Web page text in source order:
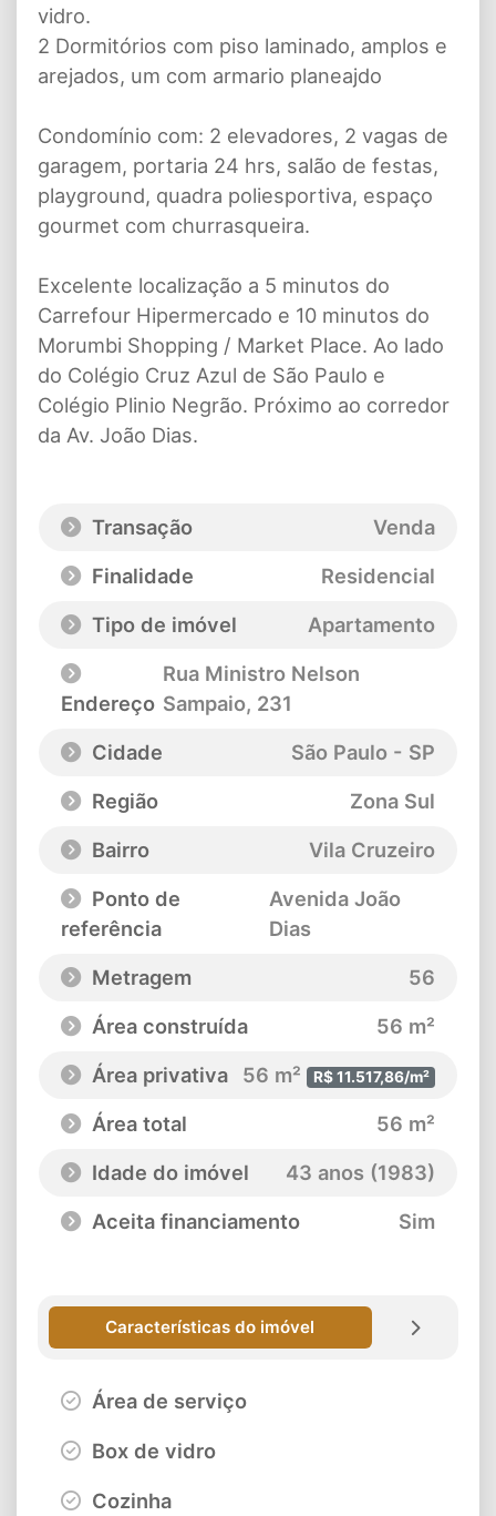
vidro.
2 Dormitórios com piso laminado, amplos e
arejados, um com armario planeajdo
Condomínio com: 2 elevadores, 2 vagas de
garagem, portaria 24 hrs, salão de festas,
playground, quadra poliesportiva, espaço
gourmet com churrasqueira.
Excelente localização a 5 minutos do
Carrefour Hipermercado e 10 minutos do
Morumbi Shopping / Market Place. Ao lado
do Colégio Cruz Azul de São Paulo e
Colégio Plinio Negrão. Próximo ao corredor
da Av. João Dias.
Transação
Venda
Finalidade
Residencial
Tipo de imóvel
Apartamento
Endereço
Rua Ministro Nelson
Sampaio, 231
Cidade
São Paulo - SP
Região
Zona Sul
Bairro
Vila Cruzeiro
Ponto de
referência
Avenida João
Dias
Metragem
56
Área construída
56 m²
Área privativa
56 m² R$ 11.517,86/m²
Área total
56 m²
Idade do imóvel
43 anos (1983)
Aceita financiamento
Sim
Características do imóvel
Área de serviço
Box de vidro
Cozinha